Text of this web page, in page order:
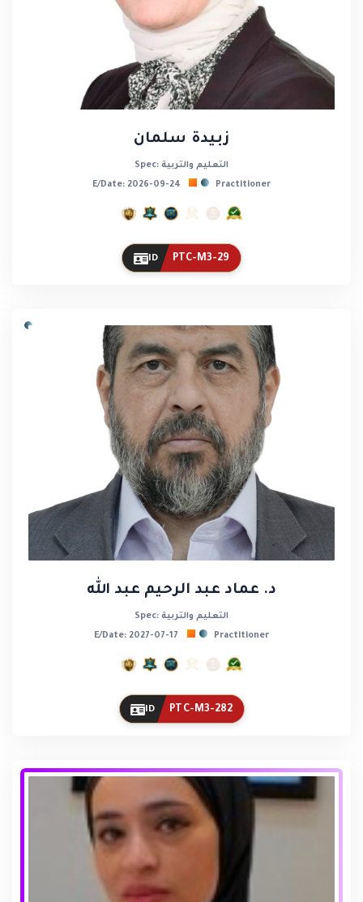
زبيدة سلمان
Spec: التعليم والتربية
E/Date: 2026-09-24
Practitioner
ID PTC-M3-29
د. عماد عبد الرحيم عبد الله
Spec: التعليم والتربية
E/Date: 2027-07-17
Practitioner
ID PTC-M3-282